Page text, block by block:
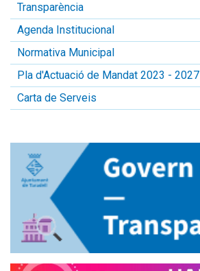
Transparència
Agenda Institucional
Normativa Municipal
Pla d'Actuació de Mandat 2023 - 2027
Carta de Serveis